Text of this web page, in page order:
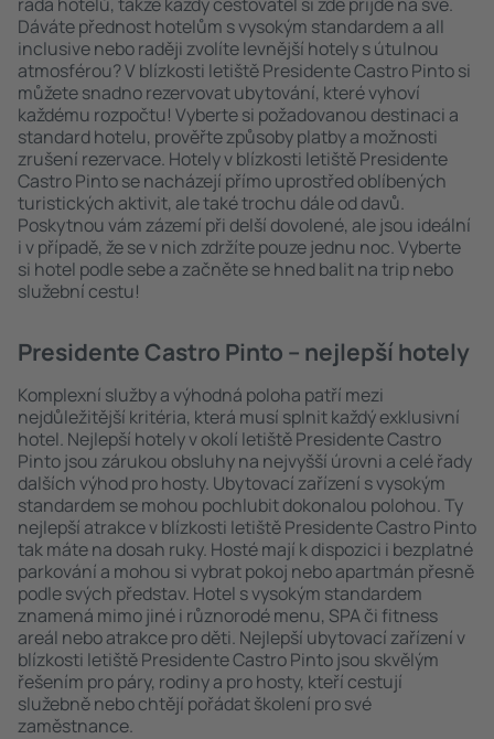
Dáváte přednost hotelům s vysokým standardem a all
inclusive nebo raději zvolíte levnější hotely s útulnou
atmosférou? V blízkosti letiště Presidente Castro Pinto si
můžete snadno rezervovat ubytování, které vyhoví
každému rozpočtu! Vyberte si požadovanou destinaci a
standard hotelu, prověřte způsoby platby a možnosti
zrušení rezervace. Hotely v blízkosti letiště Presidente
Castro Pinto se nacházejí přímo uprostřed oblíbených
turistických aktivit, ale také trochu dále od davů.
Poskytnou vám zázemí při delší dovolené, ale jsou ideální
i v případě, že se v nich zdržíte pouze jednu noc. Vyberte
si hotel podle sebe a začněte se hned balit na trip nebo
služební cestu!
Presidente Castro Pinto – nejlepší hotely
Komplexní služby a výhodná poloha patří mezi
nejdůležitější kritéria, která musí splnit každý exklusivní
hotel. Nejlepší hotely v okolí letiště Presidente Castro
Pinto jsou zárukou obsluhy na nejvyšší úrovni a celé řady
dalších výhod pro hosty. Ubytovací zařízení s vysokým
standardem se mohou pochlubit dokonalou polohou. Ty
nejlepší atrakce v blízkosti letiště Presidente Castro Pinto
tak máte na dosah ruky. Hosté mají k dispozici i bezplatné
parkování a mohou si vybrat pokoj nebo apartmán přesně
podle svých představ. Hotel s vysokým standardem
znamená mimo jiné i různorodé menu, SPA či fitness
areál nebo atrakce pro děti. Nejlepší ubytovací zařízení v
blízkosti letiště Presidente Castro Pinto jsou skvělým
řešením pro páry, rodiny a pro hosty, kteří cestují
služebně nebo chtějí pořádat školení pro své
zaměstnance.